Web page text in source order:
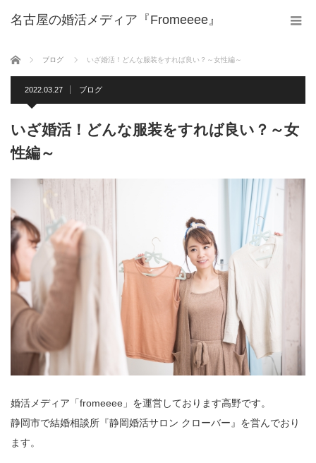
名古屋の婚活メディア『Fromeeee』
ホーム ブログ いざ婚活！どんな服装をすれば良い？～女性編～
2022.03.27 ブログ
いざ婚活！どんな服装をすれば良い？～女
性編～
婚活メディア「fromeeee」を運営しております高野です。
静岡市で結婚相談所『静岡婚活サロン クローバー』を営んでおり
ます。